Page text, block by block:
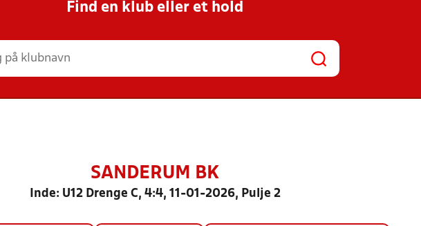
Find en klub eller et hold
SANDERUM BK
Inde: U12 Drenge C, 4:4, 11-01-2026, Pulje 2